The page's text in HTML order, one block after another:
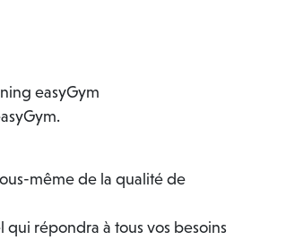
easyGym
même de la qualité de
qui répondra à tous vos besoins